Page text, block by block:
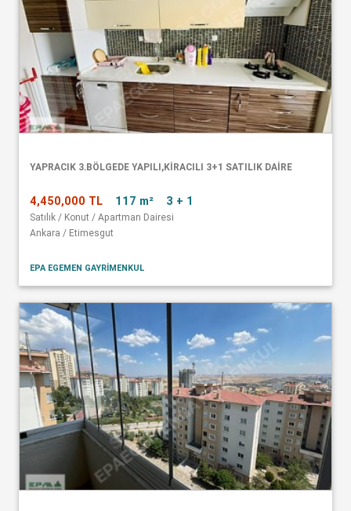
YAPRACIK 3.BÖLGEDE YAPILI,KİRACILI 3+1 SATILIK DAİRE
4,450,000 TL 117 m² 3 + 1
Satılık / Konut / Apartman Dairesi
Ankara / Etimesgut
EPA EGEMEN GAYRİMENKUL